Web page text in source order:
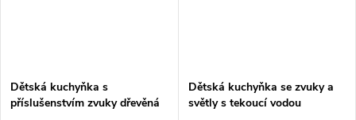
Dětská kuchyňka s
příslušenstvím zvuky dřevěná
Dětská kuchyňka se zvuky a
světly s tekoucí vodou